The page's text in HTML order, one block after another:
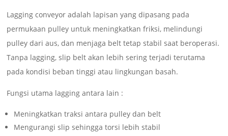
Lagging conveyor adalah lapisan yang dipasang pada
permukaan pulley untuk meningkatkan friksi, melindungi
pulley dari aus, dan menjaga belt tetap stabil saat beroperasi.
Tanpa lagging, slip belt akan lebih sering terjadi terutama
pada kondisi beban tinggi atau lingkungan basah.
Fungsi utama lagging antara lain :
Meningkatkan traksi antara pulley dan belt
Mengurangi slip sehingga torsi lebih stabil